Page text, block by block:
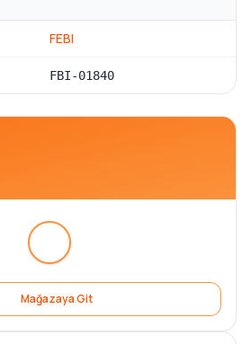
FEBI
FBI-01840
Mağazaya Git